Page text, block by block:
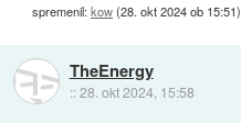
spremenil:kow(28. okt 2024 ob 15:51)
TheEnergy
::28. okt 2024, 15:58